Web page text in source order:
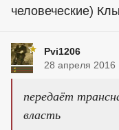
человеческие)
Pvi1206
28 апреля 2016
передаёт
власть